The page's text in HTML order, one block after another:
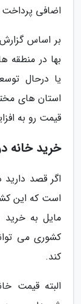
اضافی پرداخت
بها در منطقه
یا درحال
استان های
قیمت رو به
خرید خانه
اگر قصد دارید
است که این
مایل به
کشوری می
کند.
البته قیمت